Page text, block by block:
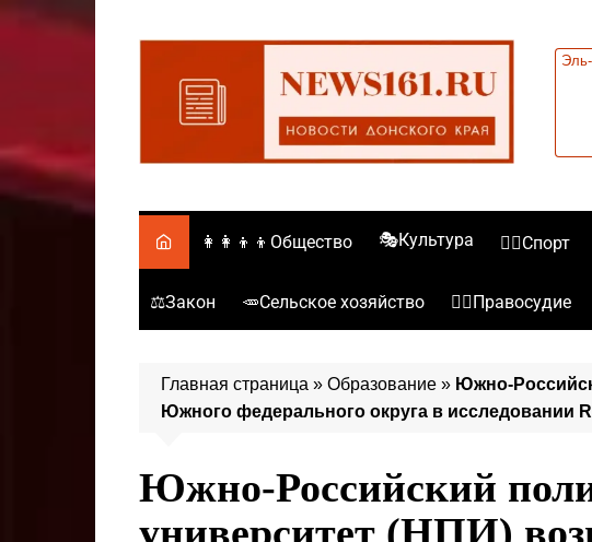
Перейти
👩‍👩‍👦‍👦Общество 🎭Культура 🏋️‍♀️Спорт
⚖️Закон 🥕Сельское хозяйство 👮‍♂️Правосудие
Главная страница » Образование » Южно-
Южного федерального округа в исследовании
Южно-Российский
университет (НПИ)